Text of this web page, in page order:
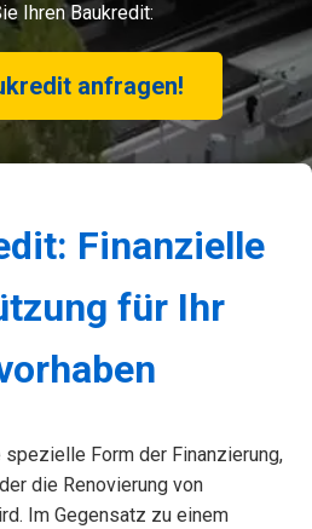
Ihren Baukredit:
anfragen!
Finanzielle
für Ihr
Form der Finanzierung,
die Renovierung von
Im Gegensatz zu einem